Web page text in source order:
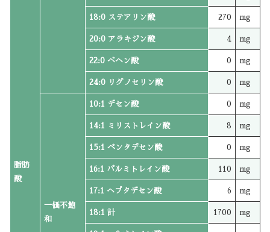
脂肪
酸
18:0 ステアリン酸 270 mg
20:0 アラキジン酸 4 mg
22:0 ベヘン酸 0 mg
24:0 リグノセリン酸 0 mg
一価不飽
和
10:1 デセン酸 0 mg
14:1 ミリストレイン酸 8 mg
15:1 ペンタデセン酸 0 mg
16:1 パルミトレイン酸 110 mg
17:1 ヘプタデセン酸 6 mg
18:1 計 1700 mg